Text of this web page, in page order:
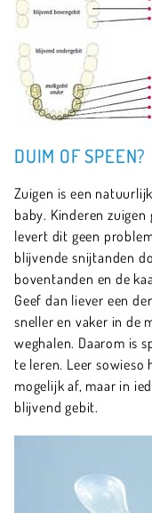
DUIM OF SPEEN?
Zuigen is een
baby. Kinderen
levert dit geen
blijvende snijtanden
boventanden en de
Geef dan liever een
sneller en vaker in de
weghalen. Daarom is
te leren. Leer
mogelijk af, maar in
blijvend gebit.